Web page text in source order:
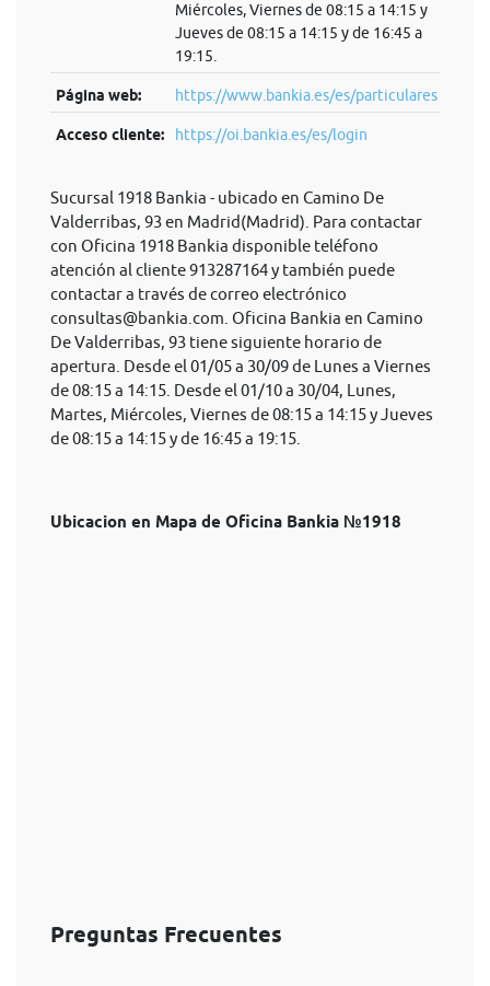
Miércoles, Viernes de 08:15 a 14:15 y
Jueves de 08:15 a 14:15 y de 16:45 a
19:15.
Página web: https://www.bankia.es/es/particulares
Acceso cliente: https://oi.bankia.es/es/login
Sucursal 1918 Bankia - ubicado en Camino De
Valderribas, 93 en Madrid(Madrid). Para contactar
con Oficina 1918 Bankia disponible teléfono
atención al cliente 913287164 y también puede
contactar a través de correo electrónico
consultas@bankia.com . Oficina Bankia en Camino
De Valderribas, 93 tiene siguiente horario de
apertura. Desde el 01/05 a 30/09 de Lunes a Viernes
de 08:15 a 14:15. Desde el 01/10 a 30/04, Lunes,
Martes, Miércoles, Viernes de 08:15 a 14:15 y Jueves
de 08:15 a 14:15 y de 16:45 a 19:15.
Ubicacion en Mapa de Oficina Bankia №1918
Preguntas Frecuentes